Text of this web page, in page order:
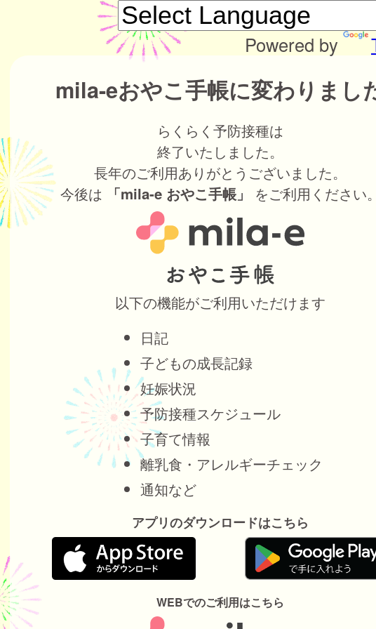
Powered by
mila-eおやこ手帳に変わりまし
らくらく予防接種は
終了いたしました。
長年のご利用ありがとうございました。
今後は
「mila-e おやこ手帳」 をご利用ください。
以下の機能がご利用いただけます
日記
子どもの成長記録
妊娠状況
予防接種スケジュール
子育て情報
離乳食・アレルギーチェック
通知など
アプリのダウンロードはこちら
WEBでのご利用はこちら